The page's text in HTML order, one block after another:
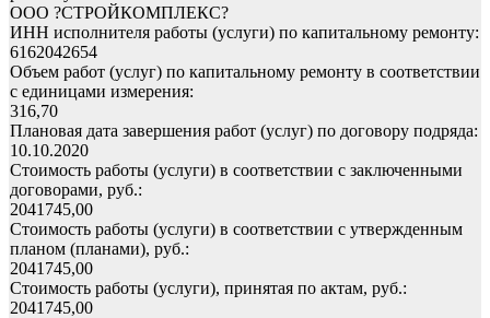
ООО ?СТРОЙКОМПЛЕКС?
ИНН исполнителя работы (услуги) по капитальному ремонту:
6162042654
Объем работ (услуг) по капитальному ремонту в соответствии
с единицами измерения:
316,70
Плановая дата завершения работ (услуг) по договору подряда:
10.10.2020
Стоимость работы (услуги) в соответствии с заключенными
договорами, руб.:
2041745,00
Стоимость работы (услуги) в соответствии с утвержденным
планом (планами), руб.:
2041745,00
Стоимость работы (услуги), принятая по актам, руб.:
2041745,00